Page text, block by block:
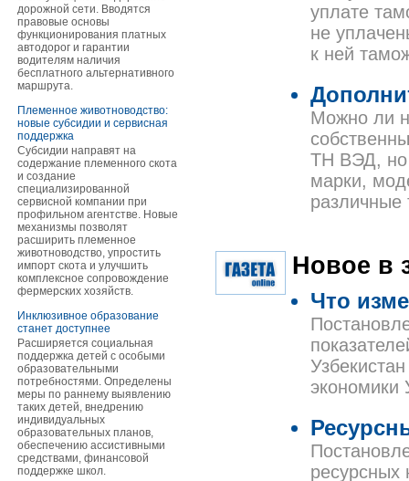
дорожной сети. Вводятся
правовые основы
функционирования платных
автодорог и гарантии
водителям наличия
бесплатного альтернативного
маршрута.
Племенное животноводство:
новые субсидии и сервисная
поддержка
Субсидии направят на
содержание племенного скота
и создание
специализированной
сервисной компании при
профильном агентстве. Новые
механизмы позволят
расширить племенное
животноводство, упростить
импорт скота и улучшить
комплексное сопровождение
фермерских хозяйств.
Инклюзивное образование
станет доступнее
Расширяется социальная
поддержка детей с особыми
образовательными
потребностями. Определены
меры по раннему выявлению
таких детей, внедрению
индивидуальных
образовательных планов,
обеспечению ассистивными
средствами, финансовой
поддержке школ.
уплате
не
к ней
Можно ли
ТН ВЭД, но
марки,
различные
Новое в
Что
экономики
ресурсных